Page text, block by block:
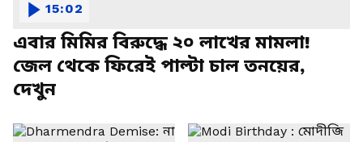
এবার মিমির বিরুদ্ধে ২০ লাখের মামলা!
জেল থেকে ফিরেই পাল্টা চাল তনয়ের,
দেখুন
15:02